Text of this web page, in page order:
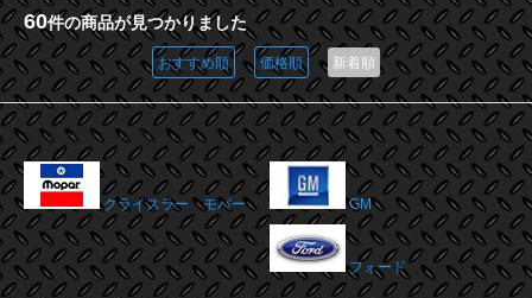
60件の商品が見つかりました
おすすめ順 価格順 新着順
カテゴリー一覧
クライスラー モパー GM
フォード